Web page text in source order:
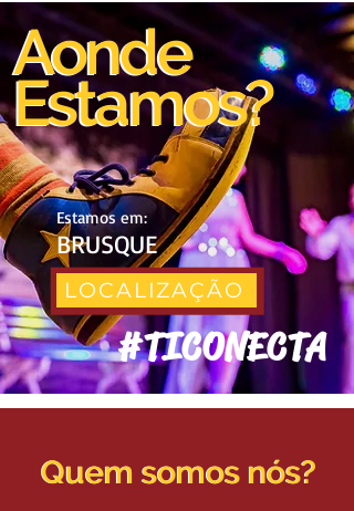
Aonde
Estamos?
Aonde
Estamos?
Estamos em:
BRUSQUE
LOCALIZAÇÃO
#TICONECTA
Quem somos nós?
Quem somos nós?